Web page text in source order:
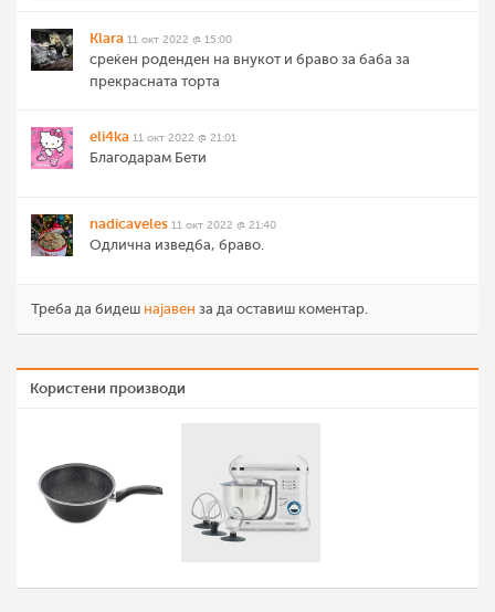
Klara 11 окт 2022 @ 15:00
среќен роденден на внукот и браво за баба за
прекрасната торта
eli4ka 11 окт 2022 @ 21:01
Благодарам Бети
nadicaveles 11 окт 2022 @ 21:40
Одлична изведба, браво.
Треба да бидеш најавен за да оставиш коментар.
Користени производи